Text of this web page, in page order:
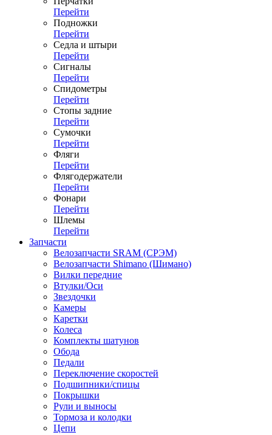
Перейти
Подножки
Перейти
Седла и штыри
Перейти
Сигналы
Перейти
Спидометры
Перейти
Стопы задние
Перейти
Сумочки
Перейти
Фляги
Перейти
Флягодержатели
Перейти
Фонари
Перейти
Шлемы
Перейти
Запчасти
Велозапчасти SRAM (СРЭМ)
Велозапчасти Shimano (Шимано)
Вилки передние
Втулки/Оси
Звездочки
Камеры
Каретки
Колеса
Комплекты шатунов
Обода
Педали
Переключение скоростей
Подшипники/спицы
Покрышки
Рули и выносы
Тормоза и колодки
Цепи